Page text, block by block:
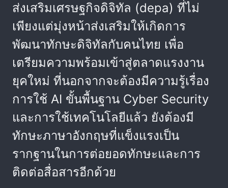
ส่งเสริมเศรษฐกิจดิจิทัล (depa) ที่ไม่
เพียงแต่มุ่งหน้าส่งเสริมให้เกิดการ
พัฒนาทักษะดิจิทัลกับคนไทย เพื่อ
เตรียมความพร้อมเข้าสู่ตลาดแรงงาน
ยุคใหม่ ที่นอกจากจะต้องมีความรู้เรื่อง
การใช้ AI ขั้นพื้นฐาน Cyber Security
และการใช้เทคโนโลยีแล้ว ยังต้องมี
ทักษะภาษาอังกฤษที่แข็งแรงเป็น
รากฐานในการต่อยอดทักษะและการ
ติดต่อสื่อสารอีกด้วย